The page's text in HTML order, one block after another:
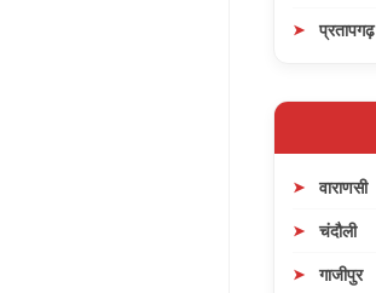
प्रतापगढ़
वाराणसी
चंदौली
गाजीपुर